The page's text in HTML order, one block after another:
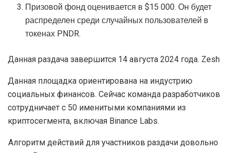
Призовой фонд оценивается в $15 000. Он будет
распределен среди случайных пользователей в
токенах PNDR.
Данная раздача завершится 14 августа 2024 года. Zesh
Данная площадка ориентирована на индустрию
социальных финансов. Сейчас команда разработчиков
сотрудничает с 50 именитыми компаниями из
криптосегмента, включая Binance Labs.
Алгоритм действий для участников раздачи довольно